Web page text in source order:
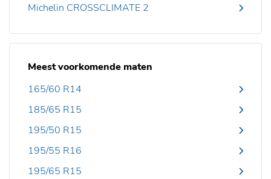
Michelin CROSSCLIMATE 2
Meest voorkomende maten
165/60 R14
185/65 R15
195/50 R15
195/55 R16
195/65 R15